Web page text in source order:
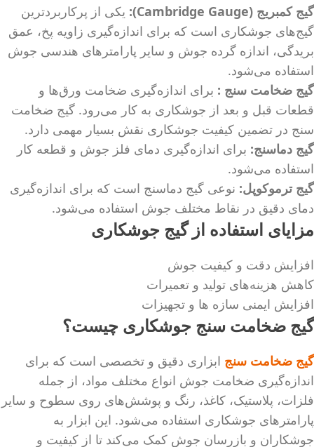
گیج کمبریج (Cambridge Gauge):
یکی از پرکاربردترین
گیج‌های جوشکاری است که برای اندازه‌گیری زاویه پخ، عمق
بریدگی، اندازه گرده جوش و سایر پارامترهای هندسی جوش
استفاده می‌شود.
گیج ضخامت سنج : برای اندازه‌گیری ضخامت ورق‌ها و
قطعات قبل و بعد از جوشکاری به کار می‌رود. گیج ضخامت
سنج در تضمین کیفیت جوشکاری نقش بسیار مهمی دارد.
گیج دماسنج: برای اندازه‌گیری دمای فلز جوش و قطعه کار
استفاده می‌شود.
گیج ترموکوپل: نوعی گیج دماسنج است که برای اندازه‌گیری
دمای دقیق در نقاط مختلف جوش استفاده می‌شود.
مزایای استفاده از گیج جوشکاری
افزایش دقت و کیفیت جوش
کاهش هزینه‌های تولید و تعمیرات
افزایش ایمنی سازه ها و تجهیزات
گیج ضخامت سنج جوشکاری چیست؟
گیج ضخامت سنج ابزاری دقیق و تخصصی است که برای
اندازه‌گیری ضخامت جوش انواع مختلف مواد، از جمله
فلزات، پلاستیک، کاغذ، رنگ و پوشش‌های روی سطوح و سایر
پارامترهای جوشکاری استفاده می‌شود. این ابزار به
جوشکاران و بازرسان جوش کمک می‌کند تا از کیفیت و